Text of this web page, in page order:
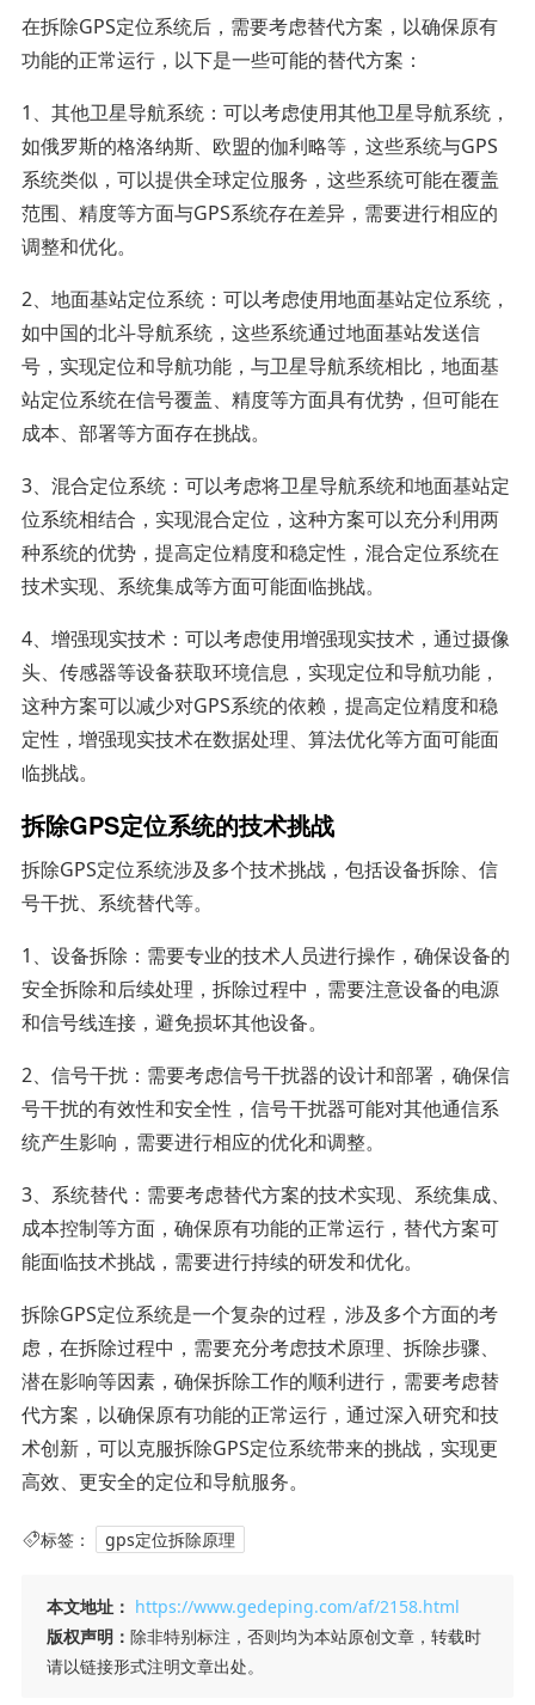
在拆除GPS定位系统后，需要考虑替代方案，以确保原有
功能的正常运行，以下是一些可能的替代方案：
1、其他卫星导航系统：可以考虑使用其他卫星导航系统，
如俄罗斯的格洛纳斯、欧盟的伽利略等，这些系统与GPS
系统类似，可以提供全球定位服务，这些系统可能在覆盖
范围、精度等方面与GPS系统存在差异，需要进行相应的
调整和优化。
2、地面基站定位系统：可以考虑使用地面基站定位系统，
如中国的北斗导航系统，这些系统通过地面基站发送信
号，实现定位和导航功能，与卫星导航系统相比，地面基
站定位系统在信号覆盖、精度等方面具有优势，但可能在
成本、部署等方面存在挑战。
3、混合定位系统：可以考虑将卫星导航系统和地面基站定
位系统相结合，实现混合定位，这种方案可以充分利用两
种系统的优势，提高定位精度和稳定性，混合定位系统在
技术实现、系统集成等方面可能面临挑战。
4、增强现实技术：可以考虑使用增强现实技术，通过摄像
头、传感器等设备获取环境信息，实现定位和导航功能，
这种方案可以减少对GPS系统的依赖，提高定位精度和稳
定性，增强现实技术在数据处理、算法优化等方面可能面
临挑战。
拆除GPS定位系统的技术挑战
拆除GPS定位系统涉及多个技术挑战，包括设备拆除、信
号干扰、系统替代等。
1、设备拆除：需要专业的技术人员进行操作，确保设备的
安全拆除和后续处理，拆除过程中，需要注意设备的电源
和信号线连接，避免损坏其他设备。
2、信号干扰：需要考虑信号干扰器的设计和部署，确保信
号干扰的有效性和安全性，信号干扰器可能对其他通信系
统产生影响，需要进行相应的优化和调整。
3、系统替代：需要考虑替代方案的技术实现、系统集成、
成本控制等方面，确保原有功能的正常运行，替代方案可
能面临技术挑战，需要进行持续的研发和优化。
拆除GPS定位系统是一个复杂的过程，涉及多个方面的考
虑，在拆除过程中，需要充分考虑技术原理、拆除步骤、
潜在影响等因素，确保拆除工作的顺利进行，需要考虑替
代方案，以确保原有功能的正常运行，通过深入研究和技
术创新，可以克服拆除GPS定位系统带来的挑战，实现更
高效、更安全的定位和导航服务。
标签： gps定位拆除原理
本文地址： https://www.gedeping.com/af/2158.html
版权声明： 除非特别标注，否则均为本站原创文章，转载时
请以链接形式注明文章出处。